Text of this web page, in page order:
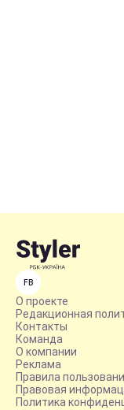
FB
О проекте
Редакционная
Контакты
Команда
О компании
Реклама
Правила
Правовая
Политика